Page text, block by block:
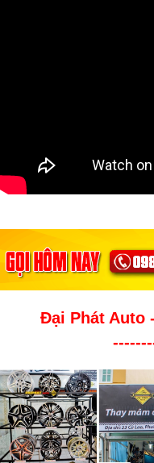
Đại Phát Auto